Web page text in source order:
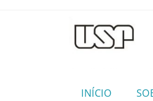
INÍCIO